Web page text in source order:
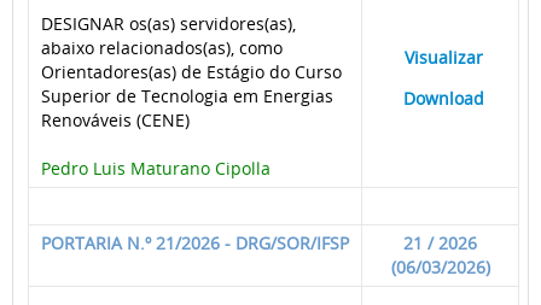
DESIGNAR os(as) servidores(as),
abaixo relacionados(as), como
Orientadores(as) de Estágio do Curso
Superior de Tecnologia em Energias
Renováveis (CENE)
Pedro Luis Maturano Cipolla
Visualizar
Download
PORTARIA N.º 21/2026 - DRG/SOR/IFSP
21 / 2026
(06/03/2026)